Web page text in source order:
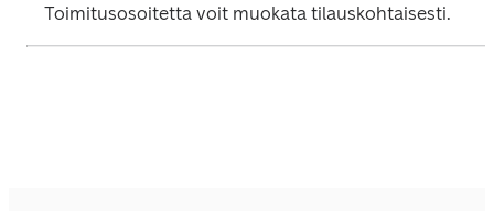
Toimitusosoitetta voit muokata tilauskohtaisesti.